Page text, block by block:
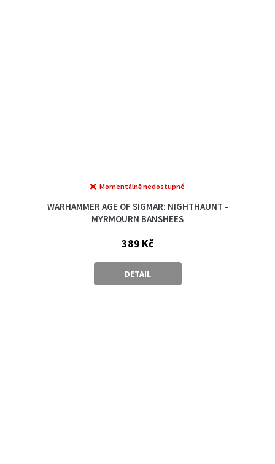
WARHAMMER AGE OF SIGMAR: NIGHTHAUNT -
MYRMOURN BANSHEES
Momentálně nedostupné
389 Kč
DETAIL